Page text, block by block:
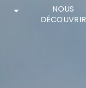
NOUS
DÉCOUVRIR